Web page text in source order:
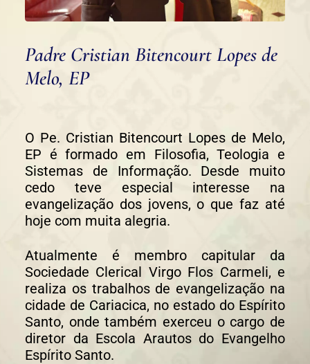
Padre Cristian Bitencourt Lopes de
Melo, EP
O Pe. Cristian Bitencourt Lopes de Melo,
EP é formado em Filosofia, Teologia e
Sistemas de Informação. Desde muito
cedo teve especial interesse na
evangelização dos jovens, o que faz até
hoje com muita alegria.
Atualmente é membro capitular da
Sociedade Clerical Virgo Flos Carmeli, e
realiza os trabalhos de evangelização na
cidade de Cariacica, no estado do Espírito
Santo, onde também exerceu o cargo de
diretor da Escola Arautos do Evangelho
Espírito Santo.